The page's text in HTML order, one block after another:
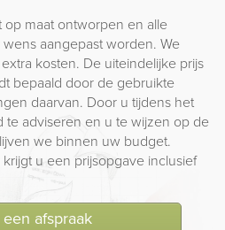
maat ontworpen en alle
aangepast worden. We
kosten. De uiteindelijke prijs
bepaald door de gebruikte
daarvan. Door u tijdens het
te adviseren en u te wijzen op de
we binnen uw budget.
u een prijsopgave inclusief
afspraak